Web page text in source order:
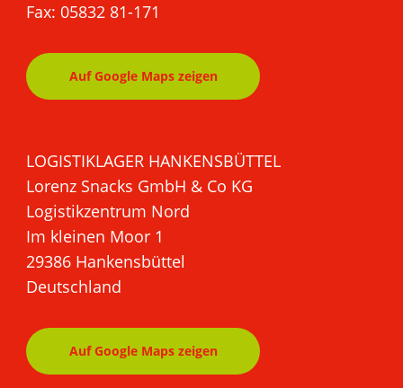
Fax: 05832 81-171
Auf Google Maps zeigen
LOGISTIKLAGER HANKENSBÜTTEL
Lorenz Snacks GmbH & Co KG
Logistikzentrum Nord
Im kleinen Moor 1
29386 Hankensbüttel
Deutschland
Auf Google Maps zeigen